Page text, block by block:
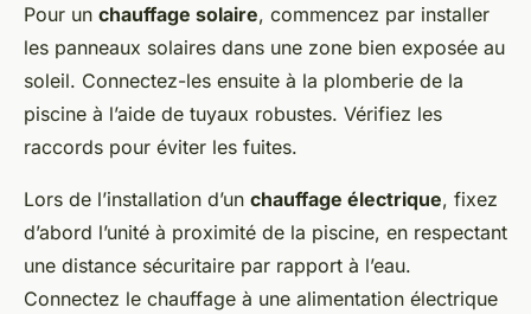
Pour un chauffage solaire, commencez par installer
les panneaux solaires dans une zone bien exposée au
soleil. Connectez-les ensuite à la plomberie de la
piscine à l’aide de tuyaux robustes. Vérifiez les
raccords pour éviter les fuites.
Lors de l’installation d’un chauffage électrique, fixez
d’abord l’unité à proximité de la piscine, en respectant
une distance sécuritaire par rapport à l’eau.
Connectez le chauffage à une alimentation électrique